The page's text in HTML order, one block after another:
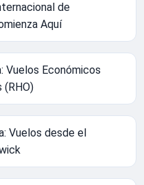
de
Aquí
Vuelos Económicos
(RHO)
Vuelos desde el